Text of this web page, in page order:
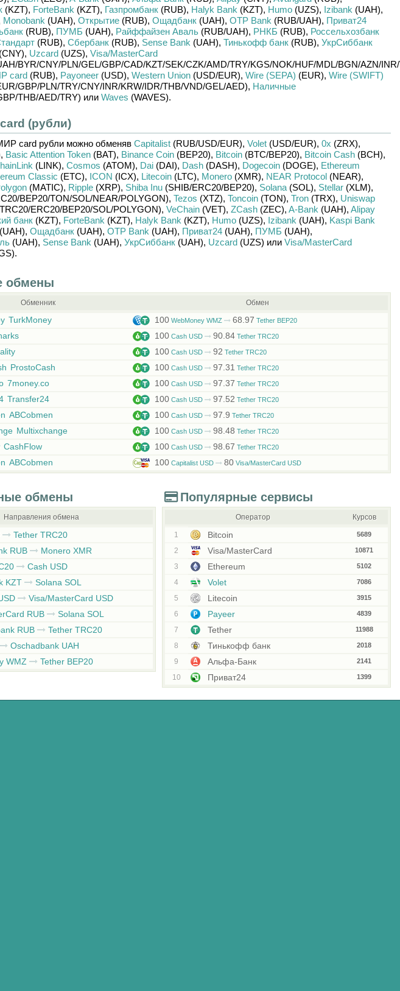
(KZT), ForteBank (KZT), Газпромбанк(RUB), Halyk Bank (KZT), Humo(UZS), Izibank (UAH),
Monobank (UAH), Открытие(RUB), Ощадбанк(UAH), OTP Bank (RUB/UAH), Приват24
(RUB), ПУМБ (UAH), Райффайзен Аваль(RUB/UAH), РНКБ (RUB), Россельхозбанк
(RUB), Сбербанк(RUB), Sense Bank (UAH), Тинькофф банк(RUB), УкрСиббанк
, Uzcard(UZS), Visa/MasterCard
BYR/CNY/PLN/GEL/GBP/CAD/KZT/SEK/CZK/AMD/TRY/KGS/NOK/HUF/MDL/BGN/AZN/INR/
card(RUB), Payoneer(USD), Western Union(USD/EUR), Wire (SEPA) (EUR), Wire (SWIFT)
GBP/PLN/TRY/CNY/INR/KRW/IDR/THB/VND/GEL/AED), Наличные
THB/AED/TRY) или Waves (WAVES).
(рубли)
card рублиможно обменяв Capitalist(RUB/USD/EUR), Volet(USD/EUR), 0x (ZRX),
, Basic Attention Token(BAT), Binance Coin(BEP20), Bitcoin(BTC/BEP20), Bitcoin Cash(BCH),
(LINK), Cosmos (ATOM), Dai(DAI), Dash(DASH), Dogecoin(DOGE), Ethereum
Classic (ETC), ICON (ICX), Litecoin(LTC), Monero(XMR), NEAR Protocol(NEAR),
(MATIC), Ripple(XRP), Shiba Inu(SHIB/ERC20/BEP20), Solana(SOL), Stellar(XLM),
BEP20/TON/SOL/NEAR/POLYGON), Tezos (XTZ), Toncoin(TON), Tron(TRX), Uniswap
ERC20/BEP20/SOL/POLYGON), VeChain(VET), ZCash(ZEC), A-Bank (UAH), Alipay
банк(KZT), ForteBank (KZT), Halyk Bank (KZT), Humo(UZS), Izibank (UAH), Kaspi Bank
(UAH), Ощадбанк(UAH), OTP Bank (UAH), Приват24(UAH), ПУМБ (UAH),
(UAH), Sense Bank (UAH), УкрСиббанк(UAH), Uzcard(UZS) или Visa/MasterCard
.
обмены
Обменник Обмен
TurkMoney 100WebMoney WMZ 68.97 Tether BEP20
100Cash USD 90.84Tether TRC20
100Cash USD 92 Tether TRC20
ProstoCash 100Cash USD 97.31 Tether TRC20
7money.co 100Cash USD 97.37 Tether TRC20
Transfer24 100Cash USD 97.52 Tether TRC20
ABCobmen 100Cash USD 97.9 Tether TRC20
Multixchange 100Cash USD 98.48 Tether TRC20
CashFlow 100Cash USD 98.67 Tether TRC20
ABCobmen 100Capitalist USD 80Visa/MasterCard USD
обмены
Направления обмена
Tether TRC20
RUB
Monero XMR
Cash USD
KZT
Solana SOL
Visa/MasterCard USD
RUB
Solana SOL
RUB
Tether TRC20
Oschadbank UAH
WMZ
Tether BEP20
Популярные сервисы
Оператор Курсов
1 Bitcoin 5689
2 Visa/MasterCard 10871
3 Ethereum 5102
4 Volet 7086
5 Litecoin 3915
6 Payeer 4839
7 Tether 11988
8 Тинькофф банк 2018
9 Альфа-Банк 2141
10 Приват24 1399